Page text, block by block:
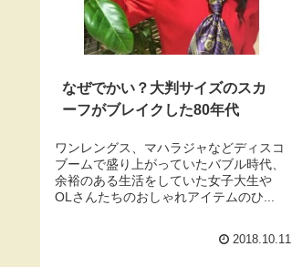
なぜでかい？大判サイズのスカ
ーフがブレイクした80年代
ワンレングス、マハラジャなどディスコ
ブームで盛り上がっていたバブル時代、
余裕のある生活をしていた女子大生や
OLさんたちのおしゃれアイテムのひ...
2018.10.11